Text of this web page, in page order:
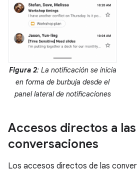
Figura 2: La notificación se inicia
en forma de burbuja desde el
panel lateral de notificaciones
Accesos directos a las
conversaciones
Los accesos directos de las